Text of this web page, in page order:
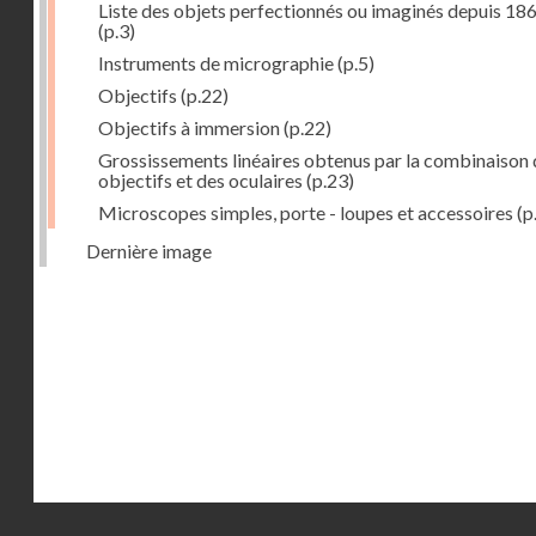
Liste des objets perfectionnés ou imaginés depuis
(p.3)
Instruments de micrographie(p.5)
Objectifs (p.22)
Objectifs à immersion(p.22)
Grossissements linéaires obtenus par la combinaison
objectifs et des oculaires (p.23)
Microscopes simples, porte - loupes et accessoires
Dernière image